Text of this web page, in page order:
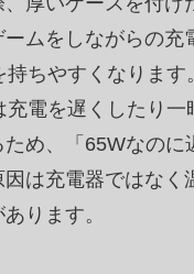
ムをしながらの充
ちやすくなります
充電を遅くしたり一
ため、「65Wなのに
は充電器ではなく
ります。